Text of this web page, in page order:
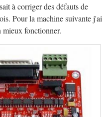
à corriger des défauts de
Pour la machine suivante j'ai
mieux fonctionner.